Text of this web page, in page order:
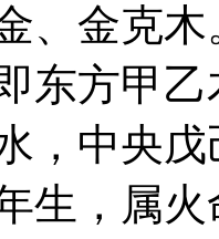
、金克
东方甲
，中央
生，属